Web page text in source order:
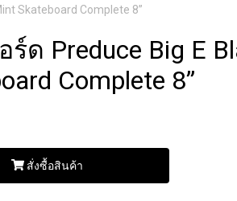
Skateboard Complete 8”
ร์ด Preduce Big E
Complete 8”
สั่งซื้อสินค้า